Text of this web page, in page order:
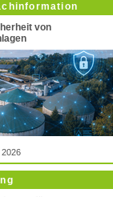
von
2026